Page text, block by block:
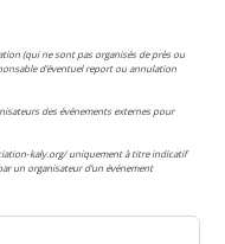
(qui ne sont pas organisés de près ou
d’éventuel report ou annulation
des événements externes pour
kaly.org/ uniquement à titre indicatif
un organisateur d’un événement